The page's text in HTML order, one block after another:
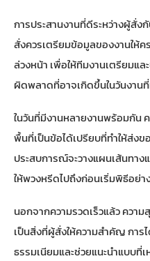
การประสานงานที่ดีระหว่างผู้สั่
สั่งควรเตรียมข้อมูลของงานให้
ล่วงหน้า เพื่อให้ทีมงานเตรียมแ
ผิดพลาดที่อาจเกิดขึ้นในวันงาน
ในวันที่มีงานหลายงานพร้อมกัน
พื้นที่เป็นข้อได้เปรียบที่ทำให้ส่งข
ประสบการณ์จะวางแผนเส้นทาง
ให้พวงหรีดไปถึงก่อนเริ่มพิธีอย่
นอกจากความรวดเร็วแล้ว ควา
เป็นสิ่งที่ผู้สั่งให้ความสำคัญ การ
ธรรมเนียมและช่วยแนะนำแบบที่